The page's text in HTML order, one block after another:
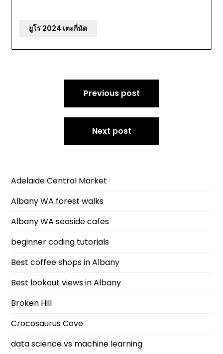
ยูโร 2024 เตะกี่นัด
Previous post
Next post
Adelaide Central Market
Albany WA forest walks
Albany WA seaside cafes
beginner coding tutorials
Best coffee shops in Albany
Best lookout views in Albany
Broken Hill
Crocosaurus Cove
data science vs machine learning